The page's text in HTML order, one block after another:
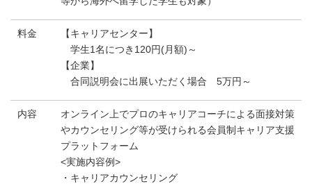
料金
【キャリアセンター】
学生1名につき120円(月額)～
【企業】
合同説明会に出展いただく場合 5万円～
内容
オンライン上でプロのキャリアコーチによる面接対策
やカウンセリング等が受けられる会員制キャリア支援
プラットフォーム
<実施内容例>
・キャリアカウンセリング